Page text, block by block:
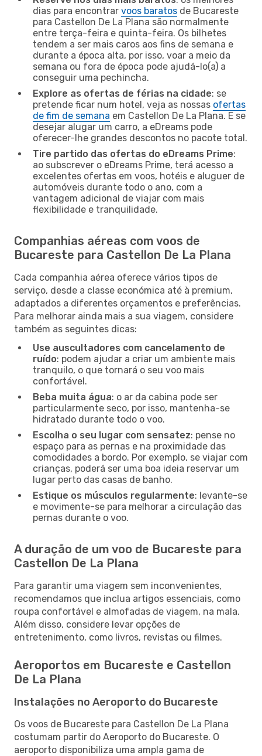
dias para encontrar voos baratos de Bucareste
para Castellon De La Plana são normalmente
entre terça-feira e quinta-feira. Os bilhetes
tendem a ser mais caros aos fins de semana e
durante a época alta, por isso, voar a meio da
semana ou fora de época pode ajudá-lo(a) a
conseguir uma pechincha.
Explore as ofertas de férias na cidade: se
pretende ficar num hotel, veja as nossas ofertas
de fim de semana em Castellon De La Plana. E se
desejar alugar um carro, a eDreams pode
oferecer-lhe grandes descontos no pacote total.
Tire partido das ofertas do eDreams Prime:
ao subscrever o eDreams Prime, terá acesso a
excelentes ofertas em voos, hotéis e aluguer de
automóveis durante todo o ano, com a
vantagem adicional de viajar com mais
flexibilidade e tranquilidade.
Companhias aéreas com voos de
Bucareste para Castellon De La Plana
Cada companhia aérea oferece vários tipos de
serviço, desde a classe económica até à premium,
adaptados a diferentes orçamentos e preferências.
Para melhorar ainda mais a sua viagem, considere
também as seguintes dicas:
Use auscultadores com cancelamento de
ruído: podem ajudar a criar um ambiente mais
tranquilo, o que tornará o seu voo mais
confortável.
Beba muita água: o ar da cabina pode ser
particularmente seco, por isso, mantenha-se
hidratado durante todo o voo.
Escolha o seu lugar com sensatez: pense no
espaço para as pernas e na proximidade das
comodidades a bordo. Por exemplo, se viajar com
crianças, poderá ser uma boa ideia reservar um
lugar perto das casas de banho.
Estique os músculos regularmente: levante-se
e movimente-se para melhorar a circulação das
pernas durante o voo.
A duração de um voo de Bucareste para
Castellon De La Plana
Para garantir uma viagem sem inconvenientes,
recomendamos que inclua artigos essenciais, como
roupa confortável e almofadas de viagem, na mala.
Além disso, considere levar opções de
entretenimento, como livros, revistas ou filmes.
Aeroportos em Bucareste e Castellon
De La Plana
Instalações no Aeroporto do Bucareste
Os voos de Bucareste para Castellon De La Plana
costumam partir do Aeroporto do Bucareste. O
aeroporto disponibiliza uma ampla gama de